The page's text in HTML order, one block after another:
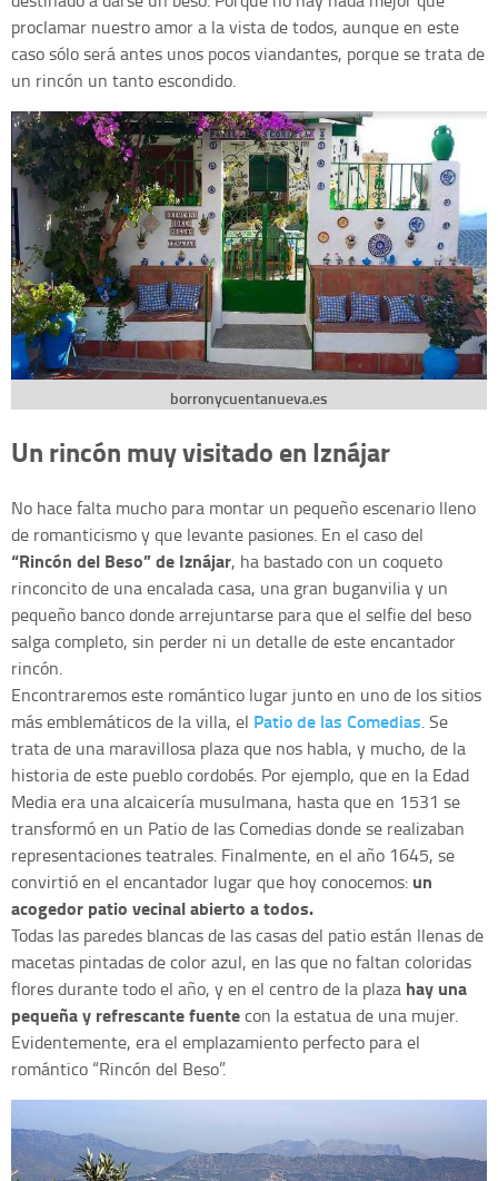
proclamar nuestro amor a la vista de todos, aunque en este
caso sólo será antes unos pocos viandantes, porque se trata de
un rincón un tanto escondido.
borronycuentanueva.es
Un rincón muy visitado en Iznájar
No hace falta mucho para montar un pequeño escenario lleno
de romanticismo y que levante pasiones. En el caso del
“Rincón del Beso” de Iznájar, ha bastado con un coqueto
rinconcito de una encalada casa, una gran buganvilia y un
pequeño banco donde arrejuntarse para que el selfie del beso
salga completo, sin perder ni un detalle de este encantador
rincón.
Encontraremos este romántico lugar junto en uno de los sitios
más emblemáticos de la villa, el Patio de las Comedias. Se
trata de una maravillosa plaza que nos habla, y mucho, de la
historia de este pueblo cordobés. Por ejemplo, que en la Edad
Media era una alcaicería musulmana, hasta que en 1531 se
transformó en un Patio de las Comedias donde se realizaban
representaciones teatrales. Finalmente, en el año 1645, se
convirtió en el encantador lugar que hoy conocemos: un
acogedor patio vecinal abierto a todos.
Todas las paredes blancas de las casas del patio están llenas de
macetas pintadas de color azul, en las que no faltan coloridas
flores durante todo el año, y en el centro de la plaza hay una
pequeña y refrescante fuentecon la estatua de una mujer.
Evidentemente, era el emplazamiento perfecto para el
romántico “Rincón del Beso”.